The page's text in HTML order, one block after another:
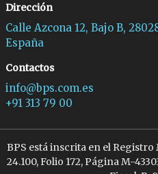
Dirección
Calle Azcona 12, Bajo B,
España
Contactos
info@bps.com.es
+91 313 79 00
BPS está inscrita en el
24.100, Folio 172, Página M-